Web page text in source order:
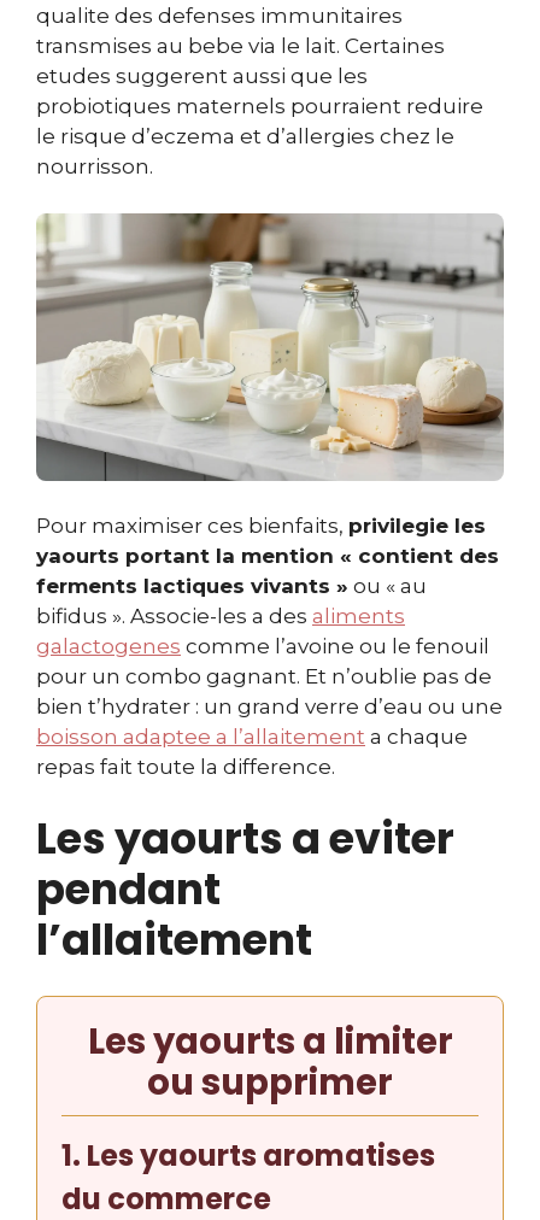
qualite des defenses immunitaires
transmises au bebe via le lait. Certaines
etudes suggerent aussi que les
probiotiques maternels pourraient reduire
le risque d’eczema et d’allergies chez le
nourrisson.
Pour maximiser ces bienfaits, privilegie les
yaourts portant la mention « contient des
ferments lactiques vivants » ou « au
bifidus ». Associe-les a des aliments
galactogenes comme l’avoine ou le fenouil
pour un combo gagnant. Et n’oublie pas de
bien t’hydrater : un grand verre d’eau ou une
boisson adaptee a l’allaitement a chaque
repas fait toute la difference.
Les yaourts a eviter
pendant
l’allaitement
Les yaourts a limiter
ou supprimer
1. Les yaourts aromatises
du commerce